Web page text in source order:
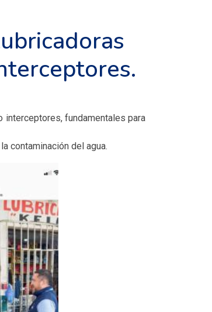
interceptores, fundamentales para
contaminación del agua.